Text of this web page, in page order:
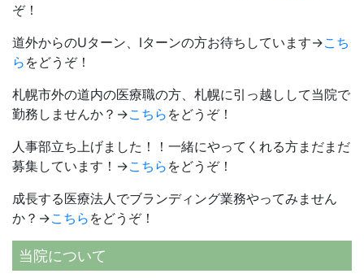
ぞ！
道外からのUターン、Iターンの方お待ちしています→こち
ら をどうぞ！
札幌市外の道内の医療職の方、札幌に引っ越しして当院で
勤務しませんか？→こちら をどうぞ！
人事部立ち上げました！！一緒にやってくれる方まだまだ
募集しています！→こちら をどうぞ！
成長する医療法人でブランディング業務やってみません
か？→こちら をどうぞ！
当院について